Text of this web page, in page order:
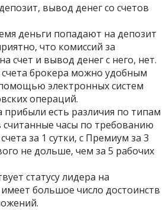
вывод денег со счетов
деньги попадают на депозит
что комиссий за
счет и вывод денег с него, нет.
брокера можно удобным
электронных систем
операций.
есть различия по типам
считанные часы по требованию
за 1 сутки, с Премиум за 3
не дольше, чем за 5 рабочих
статусу лидера на
большое число достоинств